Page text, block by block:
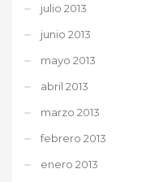
julio 2013
junio 2013
mayo 2013
abril 2013
marzo 2013
febrero 2013
enero 2013